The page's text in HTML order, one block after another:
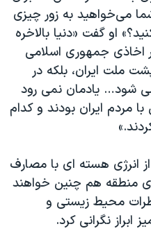
می‌خواهید به زور چیزی
او گفت «دنیا بالاخره
اخاذی جمهوری اسلامی
ملت ایران، بلکه در
شود… یادمان نمی رود
مردم ایران بودند و کدام
انرژی هسته ای با مصارف
منطقه هم چنین خواهند
محیط زیستی و
نگرانی کرد.